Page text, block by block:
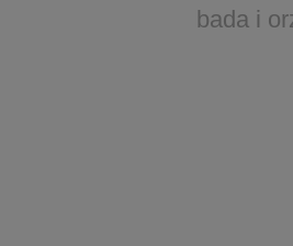
bada i